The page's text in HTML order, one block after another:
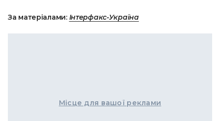
За матеріалами: Інтерфакс-Україна
Місце для вашої реклами